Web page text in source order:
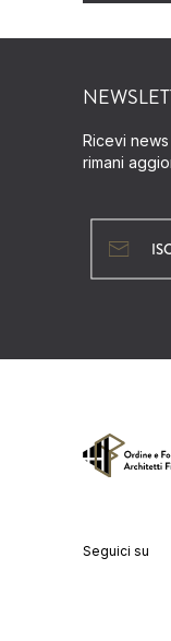
Ricevi
rimani
Seguici su